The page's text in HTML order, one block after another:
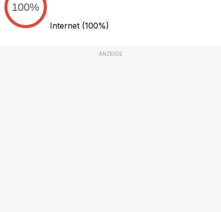
100%
Internet (100%)
ANZEIGE